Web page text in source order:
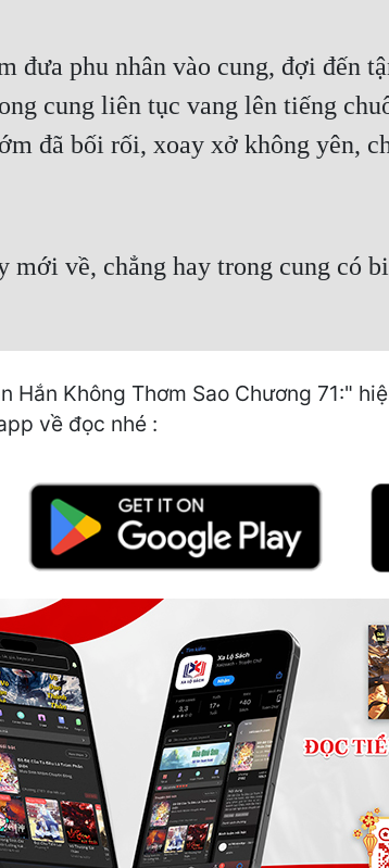
đưa phu nhân vào cung, đợi đến
cung liên tục vang lên tiếng
đã bối rối, xoay xở không yên,
mới về, chẳng hay trong cung có
Hắn Không Thơm Sao Chương 71:"
về đọc nhé :